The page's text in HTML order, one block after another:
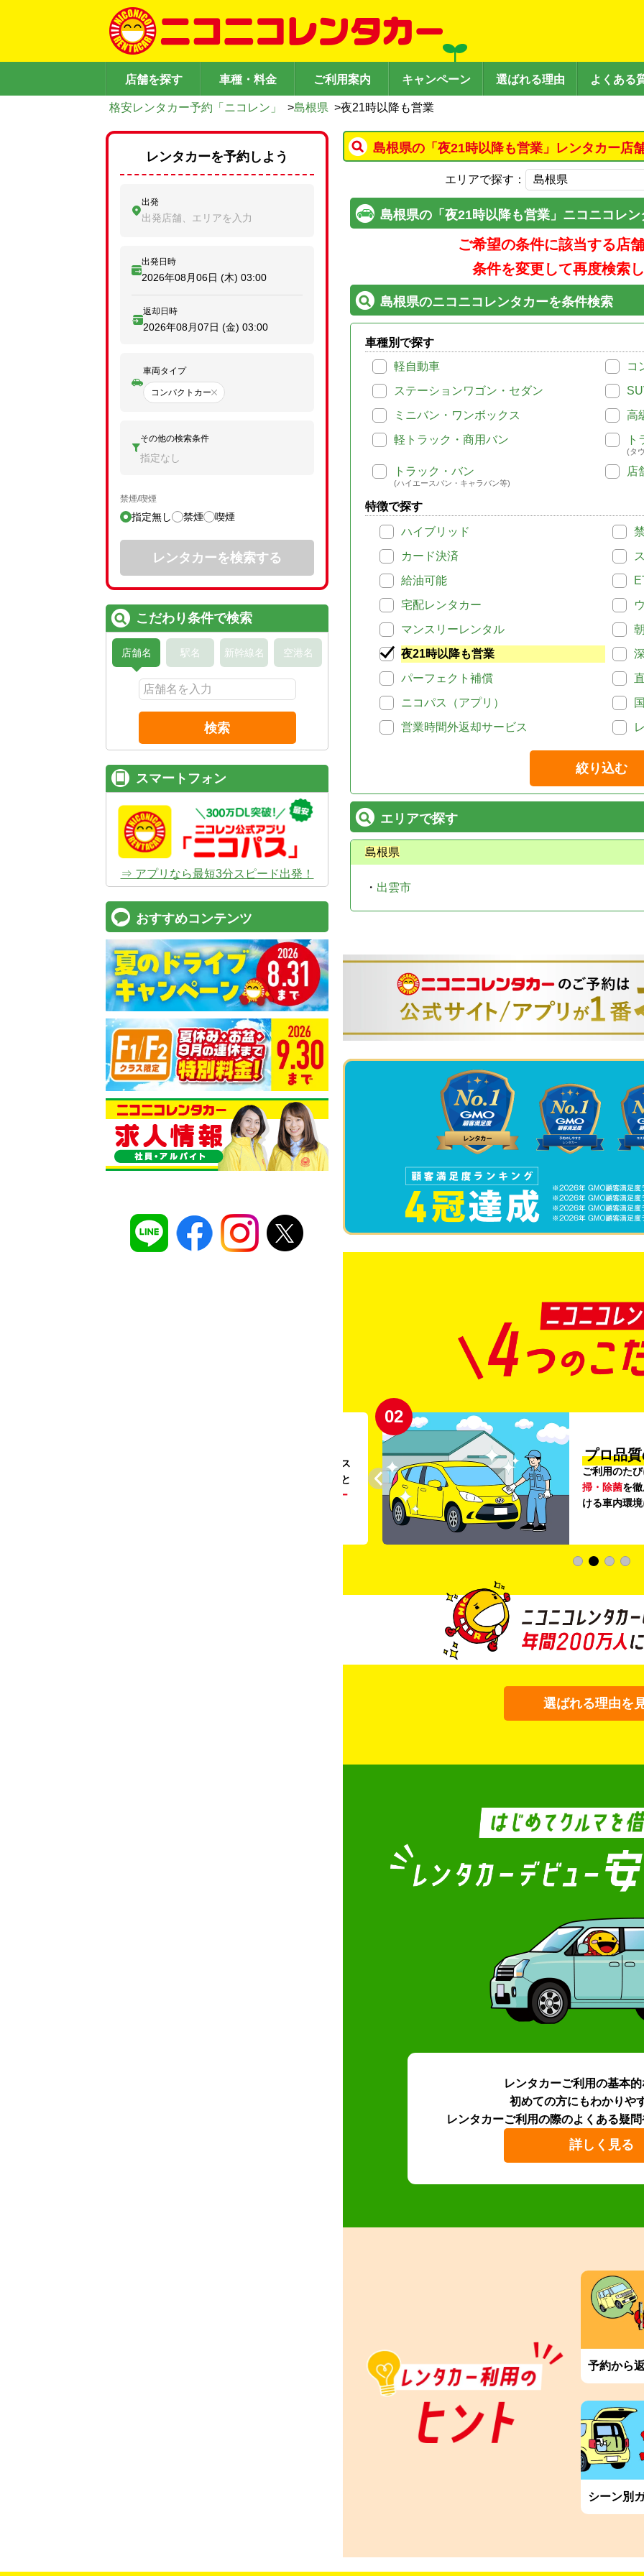
店舗を探す 車種・料金 ご利用案内 キャンペーン 選ばれる理由 よくある
格安レンタカー予約「ニコレン」 >島根県 >夜21時以降も営業
島根県の「夜21時以降も営業」レンタカー店
エリアで探す：
島根県の「夜21時以降も営業」ニコニコレ
ご希望の条件に該当する店
条件を変更して再度検索
島根県のニコニコレンタカーを条件検索
車種別で探す
軽自動車
コ
ステーションワゴン・セダン
ミニバン・ワンボックス
高
軽トラック・商用バン
ト
(タ
トラック・バン
(ハイエースバン・キャラバン等)
店
特徴で探す
ハイブリッド
カード決済
給油可能
宅配レンタカー
マンスリーレンタル
夜21時以降も営業
パーフェクト補償
ニコパス（アプリ）
営業時間外返却サービス
絞り込む
エリアで探す
島根県
・ 出雲市
。ガソリンス
タンドや整備工場の既存インフラを活用すること
リー
02
プロ品
ご利用のた
掃・除菌を
ける車内環
選ばれる理由を
レンタカーご利用の基本
初めての方にもわかりや
レンタカーご利用の際のよくある疑問
詳しく見る
予約から
シーン別
レンタカーを予約しよう
出発
出発店舗、エリアを入力
出発日時
2026年08月06日 (木) 03:00
返却日時
2026年08月07日 (金) 03:00
車両タイプ
コンパクトカー
その他の検索条件
指定なし
禁煙/喫煙
指定無し 禁煙 喫煙
レンタカーを検索する
こだわり条件で検索
店舗名 駅名 新幹線名 空港名
検索
スマートフォン
⇒ アプリなら最短3分スピード出発！
おすすめコンテンツ